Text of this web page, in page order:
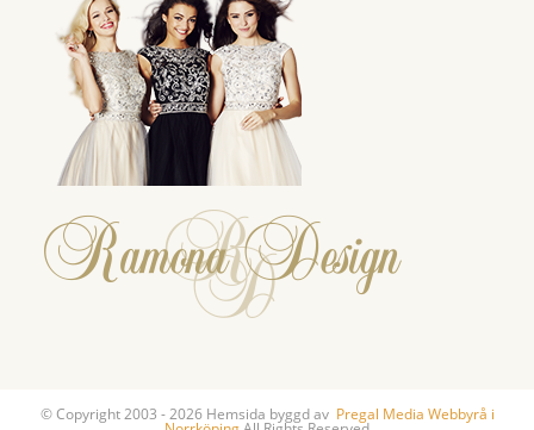
© Copyright 2003 - 2026 Hemsida byggd av Pregal Media Webbyrå i